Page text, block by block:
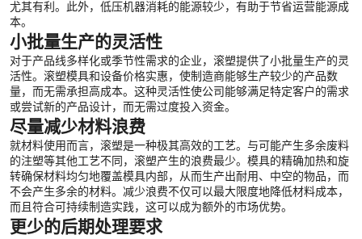
尤其有利。此外，低压机器消耗的能源较少，有助于节省运营能源成
本。
小批量生产的灵活性
对于产品线多样化或季节性需求的企业，滚塑提供了小批量生产的灵
活性。滚塑模具和设备价格实惠，使制造商能够生产较少的产品数
量，而无需承担高成本。这种灵活性使公司能够满足特定客户的需求
或尝试新的产品设计，而无需过度投入资金。
尽量减少材料浪费
就材料使用而言，滚塑是一种极其高效的工艺。与可能产生多余废料
的注塑等其他工艺不同，滚塑产生的浪费最少。模具的精确加热和旋
转确保材料均匀地覆盖模具内部，从而生产出耐用、中空的物品，而
不会产生多余的材料。减少浪费不仅可以最大限度地降低材料成本，
而且符合可持续制造实践，这可以成为额外的市场优势。
更少的后期处理要求